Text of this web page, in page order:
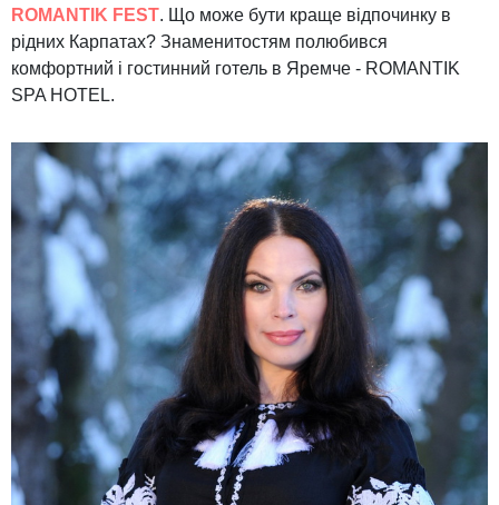
ROMANTIK FEST. Що може бути краще відпочинку в
рідних Карпатах? Знаменитостям полюбився
комфортний і гостинний готель в Яремче - ROMANTIK
SPA HOTEL.